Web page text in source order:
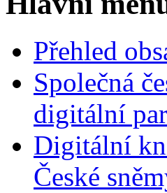
Přehled
Společná
digitální
Digitální
České